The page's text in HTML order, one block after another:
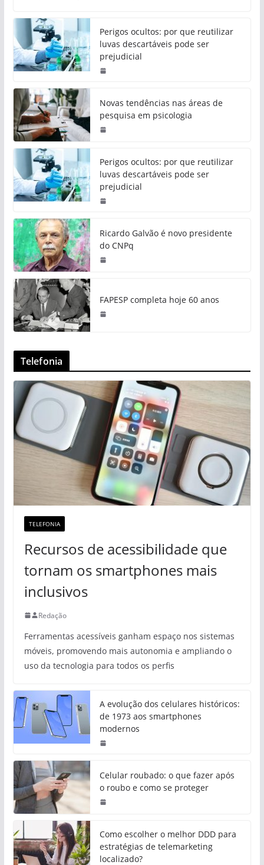
Perigos ocultos: por que reutilizar
luvas descartáveis pode ser
prejudicial
Novas tendências nas áreas de
pesquisa em psicologia
Perigos ocultos: por que reutilizar
luvas descartáveis pode ser
prejudicial
Ricardo Galvão é novo presidente
do CNPq
FAPESP completa hoje 60 anos
Telefonia
TELEFONIA
Recursos de acessibilidade que
tornam os smartphones mais
inclusivos
Redação
Ferramentas acessíveis ganham espaço nos sistemas
móveis, promovendo mais autonomia e ampliando o
uso da tecnologia para todos os perfis
A evolução dos celulares históricos:
de 1973 aos smartphones
modernos
Celular roubado: o que fazer após
o roubo e como se proteger
Como escolher o melhor DDD para
estratégias de telemarketing
localizado?